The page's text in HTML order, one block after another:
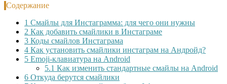
Содержание
1 Смайлы для Инстаграмма: для чего они нужны
2 Как добавить смайлики в Инстаграме
3 Коды смайлов Инстаграма
4 Как установить смайлики инстаграм на Андройд?
5 Emoji-клавиатура на Android
5.1 Как изменить стандартные смайлы на Android
6 Откуда берутся смайлики